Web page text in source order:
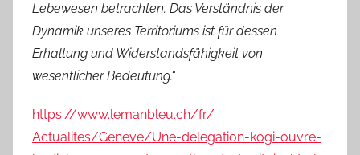
Lebewesen betrachten. Das Verständnis der
Dynamik unseres Territoriums ist für dessen
Erhaltung und Widerstandsfähigkeit von
wesentlicher Bedeutung.“
https://www.lemanbleu.ch/fr/
Actualites/Geneve/Une-delegation-kogi-ouvre-